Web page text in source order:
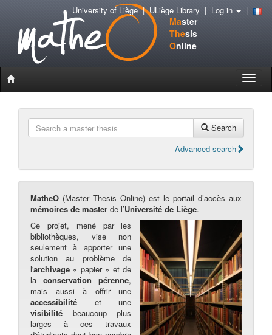
Master
Thesis
Online
Toggle
University of Liège|ULiège Library | Log in |
Search
Advanced search
MatheO (Master Thesis Online) est le portail d’accès aux
mémoires de master de l’Université de Liège.
Ce projet, mené par les
bibliothèques, vise non
seulement à apporter une
solution au problème de
l'archivage « papier » et de
laconservation pérenne,
mais aussi à offrir une
accessibilité et une
visibilité beaucoup plus
larges à ces travaux